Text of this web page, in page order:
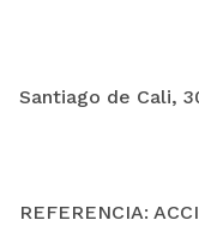
Santiago de Cali,
REFERENCIA: